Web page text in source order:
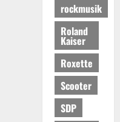
rockmusik
Roland
Kaiser
Roxette
Scooter
SDP